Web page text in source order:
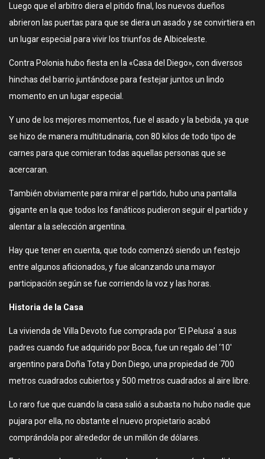
Luego que el arbitro diera el pitido final, los nuevos dueños
abrieron las puertas para que se diera un asado y se convirtiera en
un lugar especial para vivir los triunfos de Albiceleste.
Contra Polonia hubo fiesta en la «Casa del Diego», con diversos
hinchas del barrio juntándose para festejar juntos un lindo
momento en un lugar especial.
Y uno de los mejores momentos, fue el asado y la bebida, ya que
se hizo de manera multitudinaria, con 80 kilos de todo tipo de
carnes para que comieran todas aquellas personas que se
acercaran.
También obviamente para mirar el partido, hubo una pantalla
gigante en la que todos los fanáticos pudieron seguir el partido y
alentar a la selección argentina.
Hay que tener en cuenta, que todo comenzó siendo un festejo
entre algunos aficionados, y fue alcanzando una mayor
participación según se fue corriendo la voz y las horas.
Historia de la Casa
La vivienda de Villa Devoto fue comprada por ‘El Pelusa’ a sus
padres cuando fue adquirido por Boca, fue un regalo del ‘10′
argentino para Doña Tota y Don Diego, una propiedad de 700
metros cuadrados cubiertos y 500 metros cuadrados al aire libre.
Lo raro fue que cuando la casa salió a subasta no hubo nadie que
pujara por ella, no obstante el nuevo propietario acabó
comprándola por alrededor de un millón de dólares.